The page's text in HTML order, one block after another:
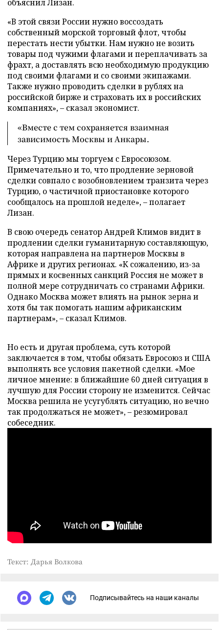
объяснил Лизан.
«В этой связи России нужно воссоздать
собственный морской торговый флот, чтобы
перестать нести убытки. Нам нужно не возить
товары под чужими флагами и переплачивать за
фрахт, а доставлять всю необходимую продукцию
под своими флагами и со своими экипажами.
Также нужно проводить сделки в рублях на
российской бирже и страховать их в российских
компаниях», – сказал экономист.
«Вместе с тем сохраняется взаимная
зависимость Москвы и Анкары.
Через Турцию мы торгуем с Евросоюзом.
Примечательно и то, что продление зерновой
сделки совпало с возобновлением транзита через
Турцию, о частичной приостановке которого
сообщалось на прошлой неделе», – полагает
Лизан.
В свою очередь сенатор Андрей Климов видит в
продлении сделки гуманитарную составляющую,
которая направлена на партнеров Москвы в
Африке и других регионах. «К сожалению, из-за
прямых и косвенных санкций Россия не может в
полной мере сотрудничать со странами Африки.
Однако Москва может влиять на рынок зерна и
хотя бы так помогать нашим африканским
партнерам», – сказал Климов.
Но есть и другая проблема, суть которой
заключается в том, чтобы обязать Евросоюз и США
выполнять все условия пакетной сделки. «Мое
личное мнение: в ближайшие 60 дней ситуация в
лучшую для России сторону не изменится. Сейчас
Москва решила не усугублять ситуацию, но вечно
так продолжаться не может», – резюмировал
собеседник.
Текст: Дарья Волкова
Подписывайтесь на наши каналы